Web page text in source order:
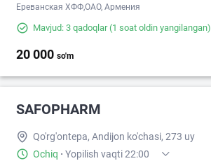
Ереванская ХФФ,ОАО, Армения
Mavjud: 3 qadoqlar(1 soat oldin yangilangan)
20 000 so'm
SAFOPHARM
Qo'rg'ontepa, Andijon ko'chasi, 273 uy
Ochiq · Yopilish vaqti 22:00